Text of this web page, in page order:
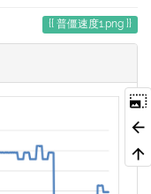
普僵速度1.png